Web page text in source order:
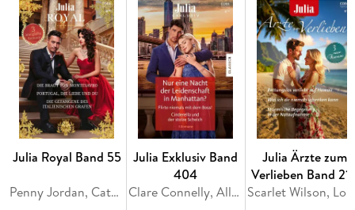
eines Sturms auf seiner Ranch strandet. Ist sie doch die
Richtige für Sierra - und ihn?
UNSER SCHICKSAL IST DIE LIEBE von CHRISTINE RIMMER
Gabe Bravo will die junge Witwe und werdende Mutter Mary
dazu bringen, ihr Land zu verkaufen. Aber sie weigert sich
nicht nur, sie liegt auch plötzlich in den Wehen! Der
überzeugte Junggeselle bleibt an ihrer Seite. Und wird mit
dem ersten Schrei des Babys zum Familienmenschen . . .
EINE FOLGENREICHE NACHT von JULES BENNETT
Julia Royal Band 55
Penny Jordan, Catherine George, Sara Craven
Julia Exklusiv Band
404
Clare Connelly, Ally Blake, Maya Blake
Julia Ärzte zum
Verlieben Band